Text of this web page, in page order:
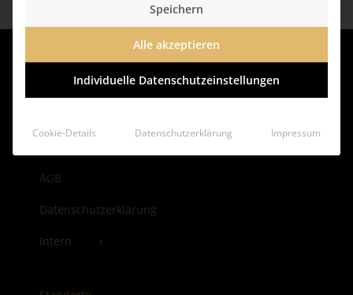
AGB
Datenschutzerklärung
Intern
Speichern
Alle akzeptieren
Individuelle Datenschutzeinstellungen
Cookie-Details Datenschutzerklärung Impressum